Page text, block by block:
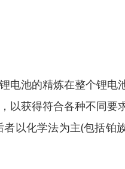
池的精炼在整个锂电
获得符合各种不同要
以化学法为主(包括铂